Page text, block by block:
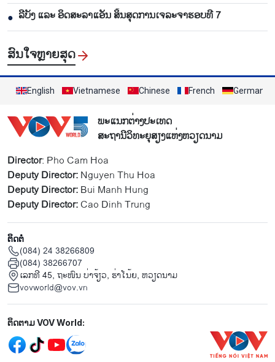
● ລີ​ບັງ ແລະ ອິດ​ສະ​ລາ​ແອັນ ສິ້ນ​ສຸດ​ການ​ເຈ​ລະ​ຈາ​ຮອບ​ທີ 7
ສົນ​ໃຈ​ຫຼາຍ​ສຸດ
English Vietnamese Chinese French German
ພະແນກຕ່າງປະເທດ
ສະຖານີວິທະຍຸສຽງແຫ່ງຫວຽດນາມ
Director: Pho Cam Hoa
Deputy Director:Nguyen Thu Hoa
Deputy Director:Bui Manh Hung
Deputy Director:Cao Dinh Trung
ຕິດຕໍ່
(084) 24 38266809
(084) 38266707
ເລກທີ 45, ຖະໜົນ ບ່າ​ຈ້ຽວ, ຮ່າ​ໂນ້ຍ, ຫວຽດນາມ
vovworld@vov.vn
Mạng xã hội
ຕິດຕາມ VOV World: